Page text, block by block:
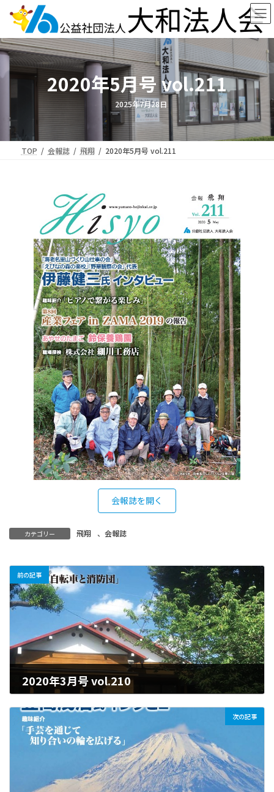
ン
ツ
ス
ー
シ
ン
2020年5月号 vol.211
2025年7月28日
TOP 会報誌 飛翔 2020年5月号 vol.211
会報誌を開く
カテゴリー 飛翔 、 会報誌
前の記事
2020年3月号 vol.210
2025年7月28日
次の記事